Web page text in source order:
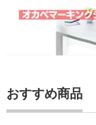
おすすめ商品